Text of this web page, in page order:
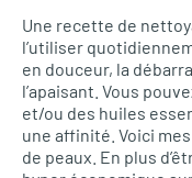
Une recette de
l’utiliser
en douceur, la
l’apaisant. Vous
et/ou des huiles
une affinité. Voici
de peaux. En plus